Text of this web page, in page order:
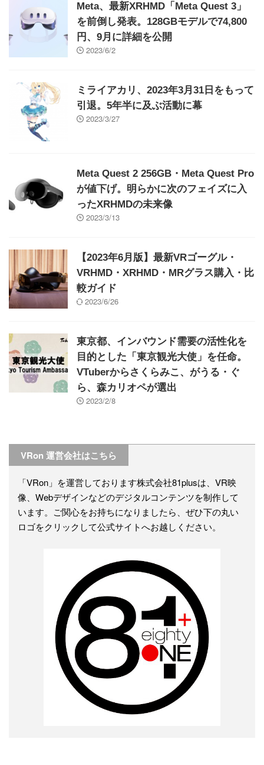
Meta、最新XRHMD「Meta Quest 3」
を前倒し発表。128GBモデルで74,800
円、9月に詳細を公開
2023/6/2
ミライアカリ、2023年3月31日をもって
引退。5年半に及ぶ活動に幕
2023/3/27
Meta Quest 2 256GB・Meta Quest Pro
が値下げ。明らかに次のフェイズに入
ったXRHMDの未来像
2023/3/13
【2023年6月版】最新VRゴーグル・
VRHMD・XRHMD・MRグラス購入・比
較ガイド
2023/6/26
東京都、インバウンド需要の活性化を
目的とした「東京観光大使」を任命。
VTuberからさくらみこ、がうる・ぐ
ら、森カリオペが選出
2023/2/8
VRon 運営会社はこちら
「VRon」を運営しております株式会社81plusは、VR映
像、Webデザインなどのデジタルコンテンツを制作して
います。ご関心をお持ちになりましたら、ぜひ下の丸い
ロゴをクリックして公式サイトへお越しください。